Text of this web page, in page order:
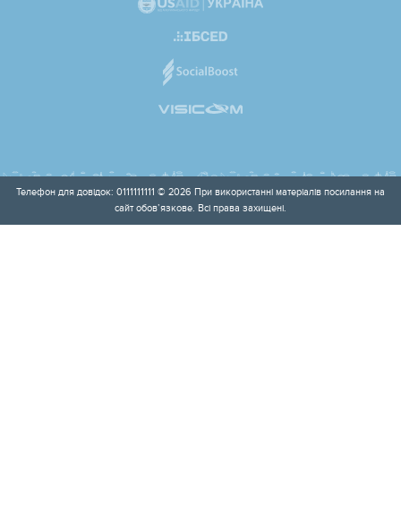
Телефон для довідок: 0111111111 © 2026 При використанні матеріалів посилання на
сайт обов’язкове. Всі права захищені.